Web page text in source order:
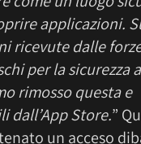
applicazioni.
ricevute dalle
per la sicurezza
rimosso questa e
dall’App Store.”
un acceso